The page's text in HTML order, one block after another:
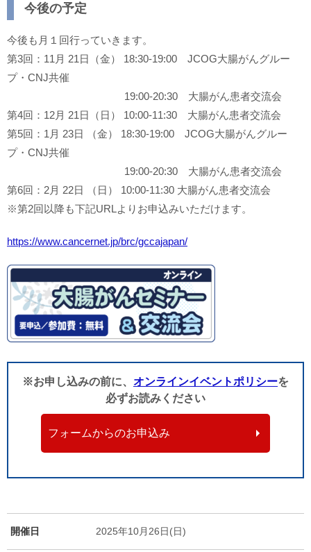
今後の予定
今後も月１回行っていきます。
第3回：11月 21日（金） 18:30-19:00 JCOG大腸がんグルー
プ・CNJ共催
19:00-20:30 大腸がん患者交流会
第4回：12月 21日（日） 10:00-11:30 大腸がん患者交流会
第5回：1月 23日 （金） 18:30-19:00 JCOG大腸がんグルー
プ・CNJ共催
19:00-20:30 大腸がん患者交流会
第6回：2月 22日 （日） 10:00-11:30 大腸がん患者交流会
※第2回以降も下記URLよりお申込みいただけます。
https://www.cancernet.jp/brc/gccajapan/
※お申し込みの前に、 オンラインイベントポリシーを
必ずお読みください
フォームからのお申込み
開催日 2025年10月26日(日)